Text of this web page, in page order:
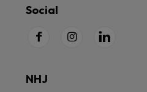
Social
NHJ